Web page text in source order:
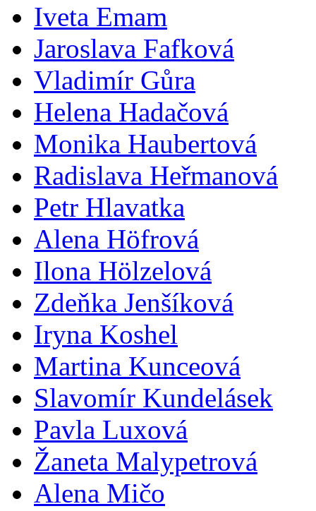
Iveta Emam
Jaroslava Fafková
Vladimír Gůra
Helena Hadačová
Monika Haubertová
Radislava Heřmanová
Petr Hlavatka
Alena Höfrová
Ilona Hölzelová
Zdeňka Jenšíková
Iryna Koshel
Martina Kunceová
Slavomír Kundelásek
Pavla Luxová
Žaneta Malypetrová
Alena Mičo